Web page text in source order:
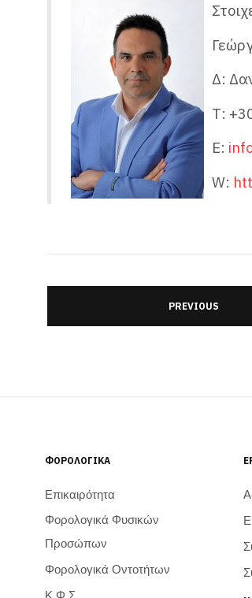
Δ:
Τ:
Ε:
W:
PREVIOUS
ΦΟΡΟΛΟΓΙΚΆ
Επικαιρότητα
Φορολογικά Φυσικών
Προσώπων
Φορολογικά Οντοτήτων